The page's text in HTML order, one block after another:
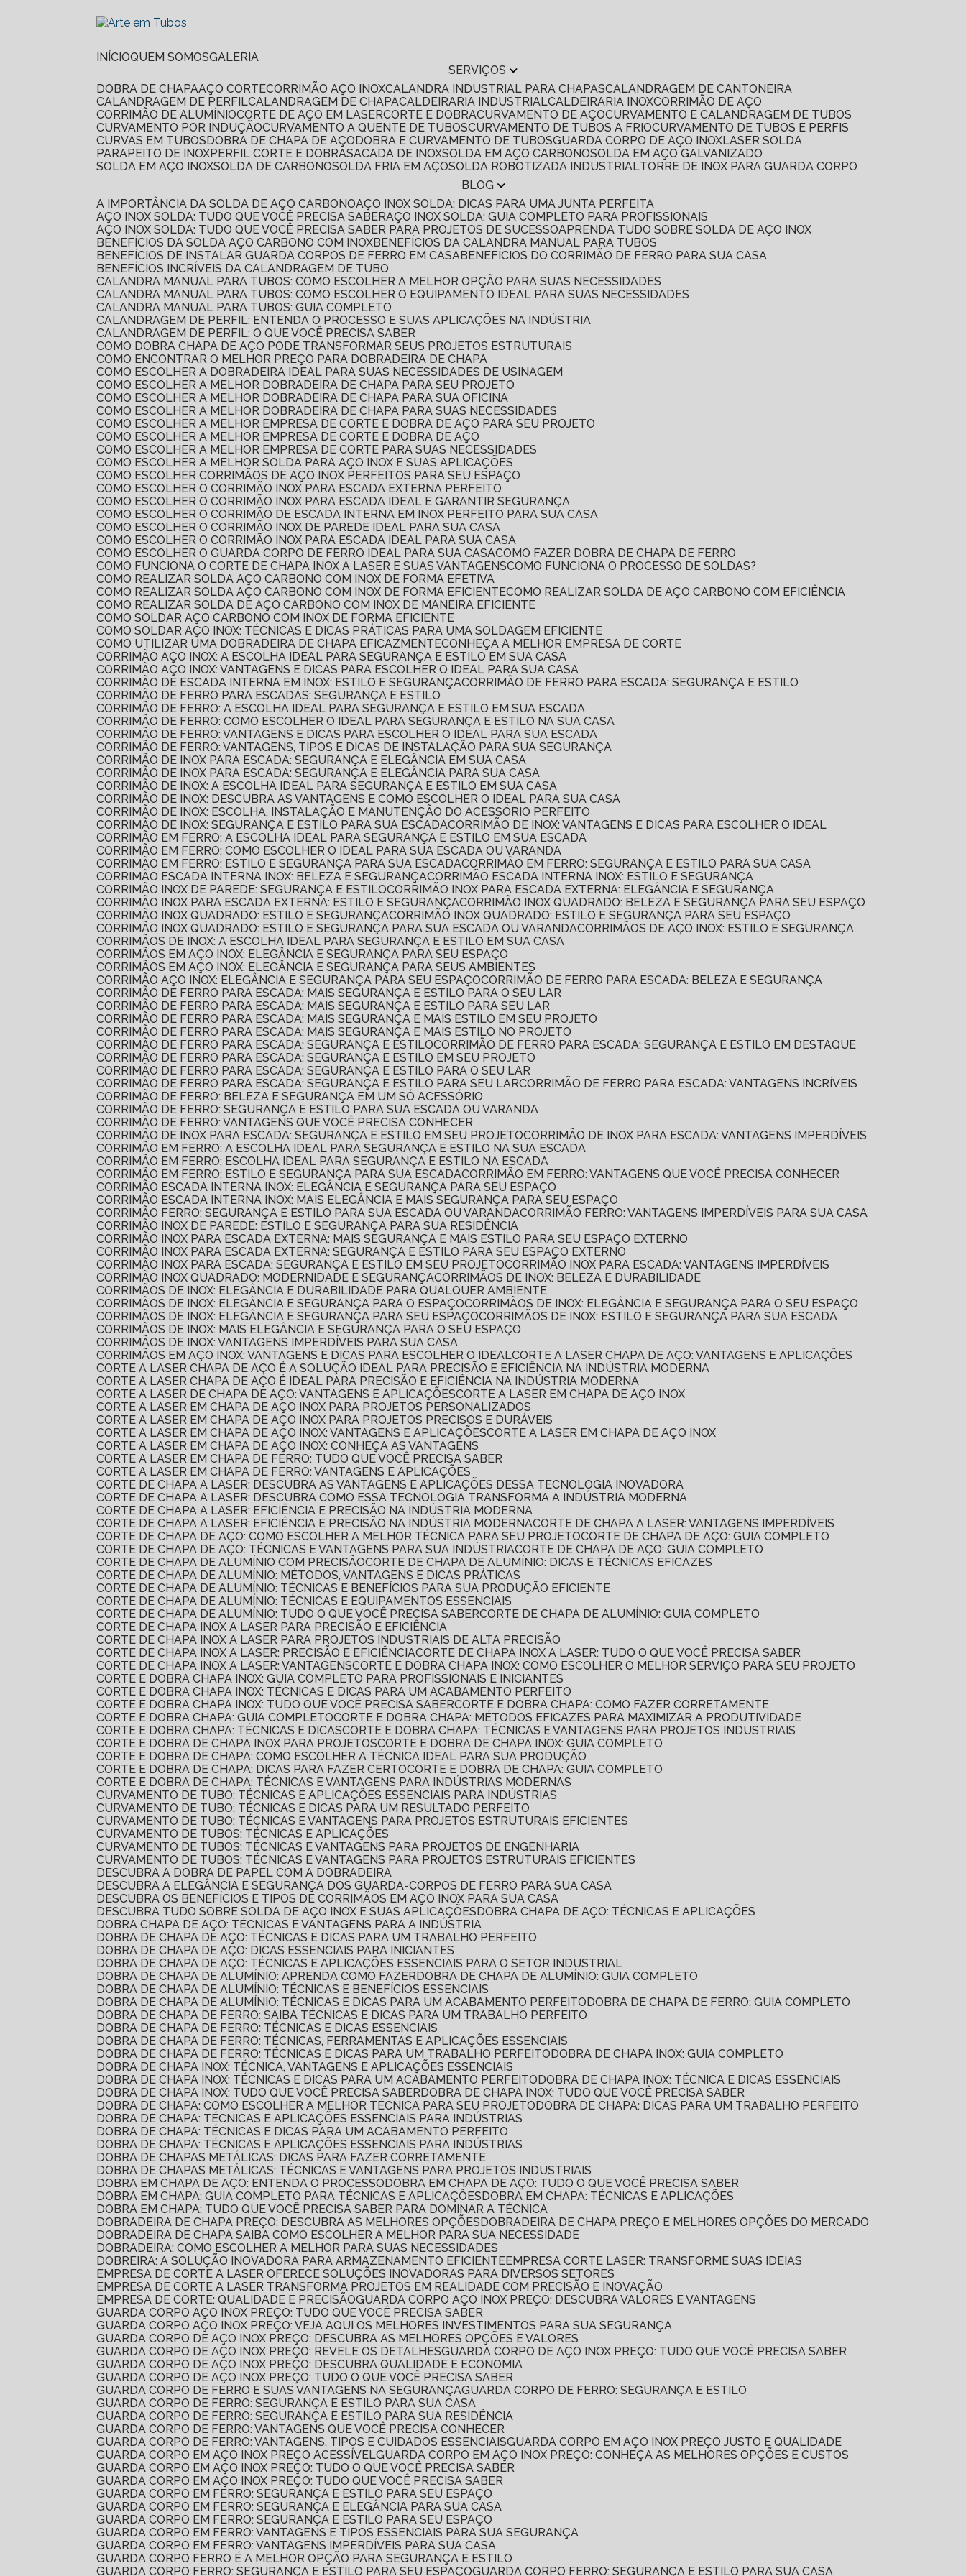
INÍCIO QUEM SOMOS
GALERIA
SERVIÇOS
DOBRA DE CHAPA AÇO CORTE CORRIMÃO AÇO INOX CALANDRA INDUSTRIAL PARA CHAPAS CALANDRAGEM DE CANTONEIRA
CALANDRAGEM DE PERFIL CALANDRAGEM DE CHAPA CALDEIRARIA INDUSTRIAL CALDEIRARIA INOX CORRIMÃO DE AÇO
CORRIMÃO DE ALUMÍNIO CORTE DE AÇO EM LASER CORTE E DOBRA CURVAMENTO DE AÇO
CURVAMENTO E CALANDRAGEM DE TUBOS
CURVAMENTO POR INDUÇÃO
CURVAMENTO A QUENTE DE TUBOS CURVAMENTO DE TUBOS A FRIO
CURVAMENTO DE TUBOS E PERFIS
CURVAS EM TUBOS
DOBRA DE CHAPA DE AÇO DOBRA E CURVAMENTO DE TUBOS GUARDA CORPO DE AÇO INOX LASER SOLDA
PARAPEITO DE INOX
PERFIL CORTE E DOBRA SACADA DE INOX SOLDA EM AÇO CARBONO SOLDA EM AÇO GALVANIZADO
SOLDA EM AÇO INOX SOLDA DE CARBONO SOLDA FRIA EM AÇO SOLDA ROBOTIZADA INDUSTRIAL
TORRE DE INOX PARA GUARDA CORPO
BLOG
A IMPORTÂNCIA DA SOLDA DE AÇO CARBONO AÇO INOX SOLDA: DICAS PARA UMA JUNTA PERFEITA
AÇO INOX SOLDA: TUDO QUE VOCÊ PRECISA SABER AÇO INOX SOLDA: GUIA COMPLETO PARA PROFISSIONAIS
AÇO INOX SOLDA: TUDO QUE VOCÊ PRECISA SABER PARA PROJETOS DE SUCESSO
APRENDA TUDO SOBRE SOLDA DE AÇO INOX
BENEFÍCIOS DA SOLDA AÇO CARBONO COM INOX
BENEFÍCIOS DA CALANDRA MANUAL PARA TUBOS
BENEFÍCIOS DE INSTALAR GUARDA CORPOS DE FERRO EM CASA
BENEFÍCIOS DO CORRIMÃO DE FERRO PARA SUA CASA
BENEFÍCIOS INCRÍVEIS DA CALANDRAGEM DE TUBO
CALANDRA MANUAL PARA TUBOS: COMO ESCOLHER A MELHOR OPÇÃO PARA SUAS NECESSIDADES
CALANDRA MANUAL PARA TUBOS: COMO ESCOLHER O EQUIPAMENTO IDEAL PARA SUAS NECESSIDADES
CALANDRA MANUAL PARA TUBOS: GUIA COMPLETO
CALANDRAGEM DE PERFIL: ENTENDA O PROCESSO E SUAS APLICAÇÕES NA INDÚSTRIA
CALANDRAGEM DE PERFIL: O QUE VOCÊ PRECISA SABER
COMO DOBRA CHAPA DE AÇO PODE TRANSFORMAR SEUS PROJETOS ESTRUTURAIS
COMO ENCONTRAR O MELHOR PREÇO PARA DOBRADEIRA DE CHAPA
COMO ESCOLHER A DOBRADEIRA IDEAL PARA SUAS NECESSIDADES DE USINAGEM
COMO ESCOLHER A MELHOR DOBRADEIRA DE CHAPA PARA SEU PROJETO
COMO ESCOLHER A MELHOR DOBRADEIRA DE CHAPA PARA SUA OFICINA
COMO ESCOLHER A MELHOR DOBRADEIRA DE CHAPA PARA SUAS NECESSIDADES
COMO ESCOLHER A MELHOR EMPRESA DE CORTE E DOBRA DE AÇO PARA SEU PROJETO
COMO ESCOLHER A MELHOR EMPRESA DE CORTE E DOBRA DE AÇO
COMO ESCOLHER A MELHOR EMPRESA DE CORTE PARA SUAS NECESSIDADES
COMO ESCOLHER A MELHOR SOLDA PARA AÇO INOX E SUAS APLICAÇÕES
COMO ESCOLHER CORRIMÃOS DE AÇO INOX PERFEITOS PARA SEU ESPAÇO
COMO ESCOLHER O CORRIMÃO INOX PARA ESCADA EXTERNA PERFEITO
COMO ESCOLHER O CORRIMÃO INOX PARA ESCADA IDEAL E GARANTIR SEGURANÇA
COMO ESCOLHER O CORRIMÃO DE ESCADA INTERNA EM INOX PERFEITO PARA SUA CASA
COMO ESCOLHER O CORRIMÃO INOX DE PAREDE IDEAL PARA SUA CASA
COMO ESCOLHER O CORRIMÃO INOX PARA ESCADA IDEAL PARA SUA CASA
COMO ESCOLHER O GUARDA CORPO DE FERRO IDEAL PARA SUA CASA COMO FAZER DOBRA DE CHAPA DE FERRO
COMO FUNCIONA O CORTE DE CHAPA INOX A LASER E SUAS VANTAGENS COMO FUNCIONA O PROCESSO DE SOLDAS?
COMO REALIZAR SOLDA AÇO CARBONO COM INOX DE FORMA EFETIVA
COMO REALIZAR SOLDA AÇO CARBONO COM INOX DE FORMA EFICIENTE COMO REALIZAR SOLDA DE AÇO CARBONO COM EFICIÊNCIA
COMO REALIZAR SOLDA DE AÇO CARBONO COM INOX DE MANEIRA EFICIENTE
COMO SOLDAR AÇO CARBONO COM INOX DE FORMA EFICIENTE
COMO SOLDAR AÇO INOX: TÉCNICAS E DICAS PRÁTICAS PARA UMA SOLDAGEM EFICIENTE
COMO UTILIZAR UMA DOBRADEIRA DE CHAPA EFICAZMENTE CONHEÇA A MELHOR EMPRESA DE CORTE
CORRIMÃO AÇO INOX: A ESCOLHA IDEAL PARA SEGURANÇA E ESTILO EM SUA CASA
CORRIMÃO AÇO INOX: VANTAGENS E DICAS PARA ESCOLHER O IDEAL PARA SUA CASA
CORRIMÃO DE ESCADA INTERNA EM INOX: ESTILO E SEGURANÇA CORRIMÃO DE FERRO PARA ESCADA: SEGURANÇA E ESTILO
CORRIMÃO DE FERRO PARA ESCADAS: SEGURANÇA E ESTILO
CORRIMÃO DE FERRO: A ESCOLHA IDEAL PARA SEGURANÇA E ESTILO EM SUA ESCADA
CORRIMÃO DE FERRO: COMO ESCOLHER O IDEAL PARA SEGURANÇA E ESTILO NA SUA CASA
CORRIMÃO DE FERRO: VANTAGENS E DICAS PARA ESCOLHER O IDEAL PARA SUA ESCADA
CORRIMÃO DE FERRO: VANTAGENS, TIPOS E DICAS DE INSTALAÇÃO PARA SUA SEGURANÇA
CORRIMÃO DE INOX PARA ESCADA: SEGURANÇA E ELEGÂNCIA EM SUA CASA
CORRIMÃO DE INOX PARA ESCADA: SEGURANÇA E ELEGÂNCIA PARA SUA CASA
CORRIMÃO DE INOX: A ESCOLHA IDEAL PARA SEGURANÇA E ESTILO EM SUA CASA
CORRIMÃO DE INOX: DESCUBRA AS VANTAGENS E COMO ESCOLHER O IDEAL PARA SUA CASA
CORRIMÃO DE INOX: ESCOLHA, INSTALAÇÃO E MANUTENÇÃO DO ACESSÓRIO PERFEITO
CORRIMÃO DE INOX: SEGURANÇA E ESTILO PARA SUA ESCADA CORRIMÃO DE INOX: VANTAGENS E DICAS PARA ESCOLHER O IDEAL
CORRIMÃO EM FERRO: A ESCOLHA IDEAL PARA SEGURANÇA E ESTILO EM SUA ESCADA
CORRIMÃO EM FERRO: COMO ESCOLHER O IDEAL PARA SUA ESCADA OU VARANDA
CORRIMÃO EM FERRO: ESTILO E SEGURANÇA PARA SUA ESCADA CORRIMÃO EM FERRO: SEGURANÇA E ESTILO PARA SUA CASA
CORRIMÃO ESCADA INTERNA INOX: BELEZA E SEGURANÇA CORRIMÃO ESCADA INTERNA INOX: ESTILO E SEGURANÇA
CORRIMÃO INOX DE PAREDE: SEGURANÇA E ESTILO CORRIMÃO INOX PARA ESCADA EXTERNA: ELEGÂNCIA E SEGURANÇA
CORRIMÃO INOX PARA ESCADA EXTERNA: ESTILO E SEGURANÇA CORRIMÃO INOX QUADRADO: BELEZA E SEGURANÇA PARA SEU ESPAÇO
CORRIMÃO INOX QUADRADO: ESTILO E SEGURANÇA CORRIMÃO INOX QUADRADO: ESTILO E SEGURANÇA PARA SEU ESPAÇO
CORRIMÃO INOX QUADRADO: ESTILO E SEGURANÇA PARA SUA ESCADA OU VARANDA CORRIMÃOS DE AÇO INOX: ESTILO E SEGURANÇA
CORRIMÃOS DE INOX: A ESCOLHA IDEAL PARA SEGURANÇA E ESTILO EM SUA CASA
CORRIMÃOS EM AÇO INOX: ELEGÂNCIA E SEGURANÇA PARA SEU ESPAÇO
CORRIMÃOS EM AÇO INOX: ELEGÂNCIA E SEGURANÇA PARA SEUS AMBIENTES
CORRIMÃO AÇO INOX: ELEGÂNCIA E SEGURANÇA PARA SEU ESPAÇO CORRIMÃO DE FERRO PARA ESCADA: BELEZA E SEGURANÇA
CORRIMÃO DE FERRO PARA ESCADA: MAIS SEGURANÇA E ESTILO PARA O SEU LAR
CORRIMÃO DE FERRO PARA ESCADA: MAIS SEGURANÇA E ESTILO PARA SEU LAR
CORRIMÃO DE FERRO PARA ESCADA: MAIS SEGURANÇA E MAIS ESTILO EM SEU PROJETO
CORRIMÃO DE FERRO PARA ESCADA: MAIS SEGURANÇA E MAIS ESTILO NO PROJETO
CORRIMÃO DE FERRO PARA ESCADA: SEGURANÇA E ESTILO CORRIMÃO DE FERRO PARA ESCADA: SEGURANÇA E ESTILO EM DESTAQUE
CORRIMÃO DE FERRO PARA ESCADA: SEGURANÇA E ESTILO EM SEU PROJETO
CORRIMÃO DE FERRO PARA ESCADA: SEGURANÇA E ESTILO PARA O SEU LAR
CORRIMÃO DE FERRO PARA ESCADA: SEGURANÇA E ESTILO PARA SEU LAR CORRIMÃO DE FERRO PARA ESCADA: VANTAGENS INCRÍVEIS
CORRIMÃO DE FERRO: BELEZA E SEGURANÇA EM UM SÓ ACESSÓRIO
CORRIMÃO DE FERRO: SEGURANÇA E ESTILO PARA SUA ESCADA OU VARANDA
CORRIMÃO DE FERRO: VANTAGENS QUE VOCÊ PRECISA CONHECER
CORRIMÃO DE INOX PARA ESCADA: SEGURANÇA E ESTILO EM SEU PROJETO CORRIMÃO DE INOX PARA ESCADA: VANTAGENS IMPERDÍVEIS
CORRIMÃO EM FERRO: A ESCOLHA IDEAL PARA SEGURANÇA E ESTILO NA SUA ESCADA
CORRIMÃO EM FERRO: ESCOLHA IDEAL PARA SEGURANÇA E ESTILO NA ESCADA
CORRIMÃO EM FERRO: ESTILO E SEGURANÇA PARA SUA ESCADA CORRIMÃO EM FERRO: VANTAGENS QUE VOCÊ PRECISA CONHECER
CORRIMÃO ESCADA INTERNA INOX: ELEGÂNCIA E SEGURANÇA PARA SEU ESPAÇO
CORRIMÃO ESCADA INTERNA INOX: MAIS ELEGÂNCIA E MAIS SEGURANÇA PARA SEU ESPAÇO
CORRIMÃO FERRO: SEGURANÇA E ESTILO PARA SUA ESCADA OU VARANDA CORRIMÃO FERRO: VANTAGENS IMPERDÍVEIS PARA SUA CASA
CORRIMÃO INOX DE PAREDE: ESTILO E SEGURANÇA PARA SUA RESIDÊNCIA
CORRIMÃO INOX PARA ESCADA EXTERNA: MAIS SEGURANÇA E MAIS ESTILO PARA SEU ESPAÇO EXTERNO
CORRIMÃO INOX PARA ESCADA EXTERNA: SEGURANÇA E ESTILO PARA SEU ESPAÇO EXTERNO
CORRIMÃO INOX PARA ESCADA: SEGURANÇA E ESTILO EM SEU PROJETO CORRIMÃO INOX PARA ESCADA: VANTAGENS IMPERDÍVEIS
CORRIMÃO INOX QUADRADO: MODERNIDADE E SEGURANÇA CORRIMÃOS DE INOX: BELEZA E DURABILIDADE
CORRIMÃOS DE INOX: ELEGÂNCIA E DURABILIDADE PARA QUALQUER AMBIENTE
CORRIMÃOS DE INOX: ELEGÂNCIA E SEGURANÇA PARA O ESPAÇO CORRIMÃOS DE INOX: ELEGÂNCIA E SEGURANÇA PARA O SEU ESPAÇO
CORRIMÃOS DE INOX: ELEGÂNCIA E SEGURANÇA PARA SEU ESPAÇO CORRIMÃOS DE INOX: ESTILO E SEGURANÇA PARA SUA ESCADA
CORRIMÃOS DE INOX: MAIS ELEGÂNCIA E SEGURANÇA PARA O SEU ESPAÇO
CORRIMÃOS DE INOX: VANTAGENS IMPERDÍVEIS PARA SUA CASA
CORRIMÃOS EM AÇO INOX: VANTAGENS E DICAS PARA ESCOLHER O IDEAL CORTE A LASER CHAPA DE AÇO: VANTAGENS E APLICAÇÕES
CORTE A LASER CHAPA DE AÇO É A SOLUÇÃO IDEAL PARA PRECISÃO E EFICIÊNCIA NA INDÚSTRIA MODERNA
CORTE A LASER CHAPA DE AÇO É IDEAL PARA PRECISÃO E EFICIÊNCIA NA INDÚSTRIA MODERNA
CORTE A LASER DE CHAPA DE AÇO: VANTAGENS E APLICAÇÕES CORTE A LASER EM CHAPA DE AÇO INOX
CORTE A LASER EM CHAPA DE AÇO INOX PARA PROJETOS PERSONALIZADOS
CORTE A LASER EM CHAPA DE AÇO INOX PARA PROJETOS PRECISOS E DURÁVEIS
CORTE A LASER EM CHAPA DE AÇO INOX: VANTAGENS E APLICAÇÕES CORTE A LASER EM CHAPA DE AÇO INOX
CORTE A LASER EM CHAPA DE AÇO INOX: CONHEÇA AS VANTAGENS
CORTE A LASER EM CHAPA DE FERRO: TUDO QUE VOCÊ PRECISA SABER
CORTE A LASER EM CHAPA DE FERRO: VANTAGENS E APLICAÇÕES
CORTE DE CHAPA A LASER: DESCUBRA AS VANTAGENS E APLICAÇÕES DESSA TECNOLOGIA INOVADORA
CORTE DE CHAPA A LASER: DESCUBRA COMO ESSA TECNOLOGIA TRANSFORMA A INDÚSTRIA MODERNA
CORTE DE CHAPA A LASER: EFICIÊNCIA E PRECISÃO NA INDÚSTRIA MODERNA
CORTE DE CHAPA A LASER: EFICIÊNCIA E PRECISÃO NA INDÚSTRIA MODERNA CORTE DE CHAPA A LASER: VANTAGENS IMPERDÍVEIS
CORTE DE CHAPA DE AÇO: COMO ESCOLHER A MELHOR TÉCNICA PARA SEU PROJETO CORTE DE CHAPA DE AÇO: GUIA COMPLETO
CORTE DE CHAPA DE AÇO: TÉCNICAS E VANTAGENS PARA SUA INDÚSTRIA CORTE DE CHAPA DE AÇO: GUIA COMPLETO
CORTE DE CHAPA DE ALUMÍNIO COM PRECISÃO CORTE DE CHAPA DE ALUMÍNIO: DICAS E TÉCNICAS EFICAZES
CORTE DE CHAPA DE ALUMÍNIO: MÉTODOS, VANTAGENS E DICAS PRÁTICAS
CORTE DE CHAPA DE ALUMÍNIO: TÉCNICAS E BENEFÍCIOS PARA SUA PRODUÇÃO EFICIENTE
CORTE DE CHAPA DE ALUMÍNIO: TÉCNICAS E EQUIPAMENTOS ESSENCIAIS
CORTE DE CHAPA DE ALUMÍNIO: TUDO O QUE VOCÊ PRECISA SABER CORTE DE CHAPA DE ALUMÍNIO: GUIA COMPLETO
CORTE DE CHAPA INOX A LASER PARA PRECISÃO E EFICIÊNCIA
CORTE DE CHAPA INOX A LASER PARA PROJETOS INDUSTRIAIS DE ALTA PRECISÃO
CORTE DE CHAPA INOX A LASER: PRECISÃO E EFICIÊNCIA CORTE DE CHAPA INOX A LASER: TUDO O QUE VOCÊ PRECISA SABER
CORTE DE CHAPA INOX A LASER: VANTAGENS CORTE E DOBRA CHAPA INOX: COMO ESCOLHER O MELHOR SERVIÇO PARA SEU PROJETO
CORTE E DOBRA CHAPA INOX: GUIA COMPLETO PARA PROFISSIONAIS E INICIANTES
CORTE E DOBRA CHAPA INOX: TÉCNICAS E DICAS PARA UM ACABAMENTO PERFEITO
CORTE E DOBRA CHAPA INOX: TUDO QUE VOCÊ PRECISA SABER CORTE E DOBRA CHAPA: COMO FAZER CORRETAMENTE
CORTE E DOBRA CHAPA: GUIA COMPLETO CORTE E DOBRA CHAPA: MÉTODOS EFICAZES PARA MAXIMIZAR A PRODUTIVIDADE
CORTE E DOBRA CHAPA: TÉCNICAS E DICAS CORTE E DOBRA CHAPA: TÉCNICAS E VANTAGENS PARA PROJETOS INDUSTRIAIS
CORTE E DOBRA DE CHAPA INOX PARA PROJETOS CORTE E DOBRA DE CHAPA INOX: GUIA COMPLETO
CORTE E DOBRA DE CHAPA: COMO ESCOLHER A TÉCNICA IDEAL PARA SUA PRODUÇÃO
CORTE E DOBRA DE CHAPA: DICAS PARA FAZER CERTO CORTE E DOBRA DE CHAPA: GUIA COMPLETO
CORTE E DOBRA DE CHAPA: TÉCNICAS E VANTAGENS PARA INDÚSTRIAS MODERNAS
CURVAMENTO DE TUBO: TÉCNICAS E APLICAÇÕES ESSENCIAIS PARA INDÚSTRIAS
CURVAMENTO DE TUBO: TÉCNICAS E DICAS PARA UM RESULTADO PERFEITO
CURVAMENTO DE TUBO: TÉCNICAS E VANTAGENS PARA PROJETOS ESTRUTURAIS EFICIENTES
CURVAMENTO DE TUBOS: TÉCNICAS E APLICAÇÕES
CURVAMENTO DE TUBOS: TÉCNICAS E VANTAGENS PARA PROJETOS DE ENGENHARIA
CURVAMENTO DE TUBOS: TÉCNICAS E VANTAGENS PARA PROJETOS ESTRUTURAIS EFICIENTES
DESCUBRA A DOBRA DE PAPEL COM A DOBRADEIRA
DESCUBRA A ELEGÂNCIA E SEGURANÇA DOS GUARDA-CORPOS DE FERRO PARA SUA CASA
DESCUBRA OS BENEFÍCIOS E TIPOS DE CORRIMÃOS EM AÇO INOX PARA SUA CASA
DESCUBRA TUDO SOBRE SOLDA DE AÇO INOX E SUAS APLICAÇÕES
DOBRA CHAPA DE AÇO: TÉCNICAS E APLICAÇÕES
DOBRA CHAPA DE AÇO: TÉCNICAS E VANTAGENS PARA A INDÚSTRIA
DOBRA DE CHAPA DE AÇO: TÉCNICAS E DICAS PARA UM TRABALHO PERFEITO
DOBRA DE CHAPA DE AÇO: DICAS ESSENCIAIS PARA INICIANTES
DOBRA DE CHAPA DE AÇO: TÉCNICAS E APLICAÇÕES ESSENCIAIS PARA O SETOR INDUSTRIAL
DOBRA DE CHAPA DE ALUMÍNIO: APRENDA COMO FAZER
DOBRA DE CHAPA DE ALUMÍNIO: GUIA COMPLETO
DOBRA DE CHAPA DE ALUMÍNIO: TÉCNICAS E BENEFÍCIOS ESSENCIAIS
DOBRA DE CHAPA DE ALUMÍNIO: TÉCNICAS E DICAS PARA UM ACABAMENTO PERFEITO
DOBRA DE CHAPA DE FERRO: GUIA COMPLETO
DOBRA DE CHAPA DE FERRO: SAIBA TÉCNICAS E DICAS PARA UM TRABALHO PERFEITO
DOBRA DE CHAPA DE FERRO: TÉCNICAS E DICAS ESSENCIAIS
DOBRA DE CHAPA DE FERRO: TÉCNICAS, FERRAMENTAS E APLICAÇÕES ESSENCIAIS
DOBRA DE CHAPA DE FERRO: TÉCNICAS E DICAS PARA UM TRABALHO PERFEITO
DOBRA DE CHAPA INOX: GUIA COMPLETO
DOBRA DE CHAPA INOX: TÉCNICA, VANTAGENS E APLICAÇÕES ESSENCIAIS
DOBRA DE CHAPA INOX: TÉCNICAS E DICAS PARA UM ACABAMENTO PERFEITO
DOBRA DE CHAPA INOX: TÉCNICA E DICAS ESSENCIAIS
DOBRA DE CHAPA INOX: TUDO QUE VOCÊ PRECISA SABER
DOBRA DE CHAPA INOX: TUDO QUE VOCÊ PRECISA SABER
DOBRA DE CHAPA: COMO ESCOLHER A MELHOR TÉCNICA PARA SEU PROJETO
DOBRA DE CHAPA: DICAS PARA UM TRABALHO PERFEITO
DOBRA DE CHAPA: TÉCNICAS E APLICAÇÕES ESSENCIAIS PARA INDÚSTRIAS
DOBRA DE CHAPA: TÉCNICAS E DICAS PARA UM ACABAMENTO PERFEITO
DOBRA DE CHAPA: TÉCNICAS E APLICAÇÕES ESSENCIAIS PARA INDÚSTRIAS
DOBRA DE CHAPAS METÁLICAS: DICAS PARA FAZER CORRETAMENTE
DOBRA DE CHAPAS METÁLICAS: TÉCNICAS E VANTAGENS PARA PROJETOS INDUSTRIAIS
DOBRA EM CHAPA DE AÇO: ENTENDA O PROCESSO
DOBRA EM CHAPA DE AÇO: TUDO O QUE VOCÊ PRECISA SABER
DOBRA EM CHAPA: GUIA COMPLETO PARA TÉCNICAS E APLICAÇÕES
DOBRA EM CHAPA: TÉCNICAS E APLICAÇÕES
DOBRA EM CHAPA: TUDO QUE VOCÊ PRECISA SABER PARA DOMINAR A TÉCNICA
DOBRADEIRA DE CHAPA PREÇO: DESCUBRA AS MELHORES OPÇÕES
DOBRADEIRA DE CHAPA PREÇO E MELHORES OPÇÕES DO MERCADO
DOBRADEIRA DE CHAPA SAIBA COMO ESCOLHER A MELHOR PARA SUA NECESSIDADE
DOBRADEIRA: COMO ESCOLHER A MELHOR PARA SUAS NECESSIDADES
DOBREIRA: A SOLUÇÃO INOVADORA PARA ARMAZENAMENTO EFICIENTE EMPRESA CORTE LASER: TRANSFORME SUAS IDEIAS
EMPRESA DE CORTE A LASER OFERECE SOLUÇÕES INOVADORAS PARA DIVERSOS SETORES
EMPRESA DE CORTE A LASER TRANSFORMA PROJETOS EM REALIDADE COM PRECISÃO E INOVAÇÃO
EMPRESA DE CORTE: QUALIDADE E PRECISÃO
GUARDA CORPO AÇO INOX PREÇO: DESCUBRA VALORES E VANTAGENS
GUARDA CORPO AÇO INOX PREÇO: TUDO QUE VOCÊ PRECISA SABER
GUARDA CORPO AÇO INOX PREÇO: VEJA AQUI OS MELHORES INVESTIMENTOS PARA SUA SEGURANÇA
GUARDA CORPO DE AÇO INOX PREÇO: DESCUBRA AS MELHORES OPÇÕES E VALORES
GUARDA CORPO DE AÇO INOX PREÇO: REVELE OS DETALHES
GUARDA CORPO DE AÇO INOX PREÇO: TUDO QUE VOCÊ PRECISA SABER
GUARDA CORPO DE AÇO INOX PREÇO: DESCUBRA QUALIDADE E ECONOMIA
GUARDA CORPO DE AÇO INOX PREÇO: TUDO O QUE VOCÊ PRECISA SABER
GUARDA CORPO DE FERRO E SUAS VANTAGENS NA SEGURANÇA
GUARDA CORPO DE FERRO: SEGURANÇA E ESTILO
GUARDA CORPO DE FERRO: SEGURANÇA E ESTILO PARA SUA CASA
GUARDA CORPO DE FERRO: SEGURANÇA E ESTILO PARA SUA RESIDÊNCIA
GUARDA CORPO DE FERRO: VANTAGENS QUE VOCÊ PRECISA CONHECER
GUARDA CORPO DE FERRO: VANTAGENS, TIPOS E CUIDADOS ESSENCIAIS
GUARDA CORPO EM AÇO INOX PREÇO JUSTO E QUALIDADE
GUARDA CORPO EM AÇO INOX PREÇO ACESSÍVEL
GUARDA CORPO EM AÇO INOX PREÇO: CONHEÇA AS MELHORES OPÇÕES E CUSTOS
GUARDA CORPO EM AÇO INOX PREÇO: TUDO O QUE VOCÊ PRECISA SABER
GUARDA CORPO EM AÇO INOX PREÇO: TUDO QUE VOCÊ PRECISA SABER
GUARDA CORPO EM FERRO: SEGURANÇA E ESTILO PARA SEU ESPAÇO
GUARDA CORPO EM FERRO: SEGURANÇA E ELEGÂNCIA PARA SUA CASA
GUARDA CORPO EM FERRO: SEGURANÇA E ESTILO PARA SEU ESPAÇO
GUARDA CORPO EM FERRO: VANTAGENS E TIPOS ESSENCIAIS PARA SUA SEGURANÇA
GUARDA CORPO EM FERRO: VANTAGENS IMPERDÍVEIS PARA SUA CASA
GUARDA CORPO FERRO É A MELHOR OPÇÃO PARA SEGURANÇA E ESTILO
GUARDA CORPO FERRO: SEGURANÇA E ESTILO PARA SEU ESPAÇO
GUARDA CORPO FERRO: SEGURANÇA E ESTILO PARA SUA CASA